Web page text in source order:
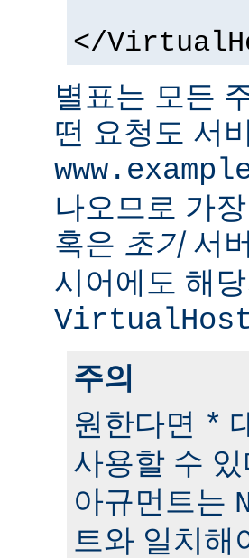
</
별표는 모든
떤 요청도 서
나오므로 가
혹은 초기서
시어에도 해
VirtualHost
주의
원한다면 *
사용할 수
아규먼트는
트와 일치해